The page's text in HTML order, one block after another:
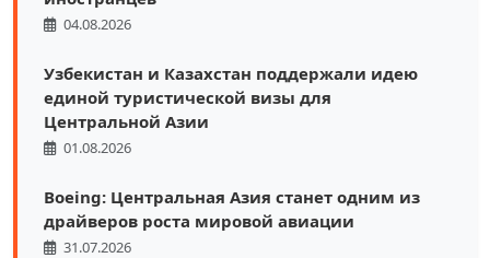
04.08.2026
Узбекистан и Казахстан поддержали идею
единой туристической визы для
Центральной Азии
01.08.2026
Boeing: Центральная Азия станет одним из
драйверов роста мировой авиации
31.07.2026